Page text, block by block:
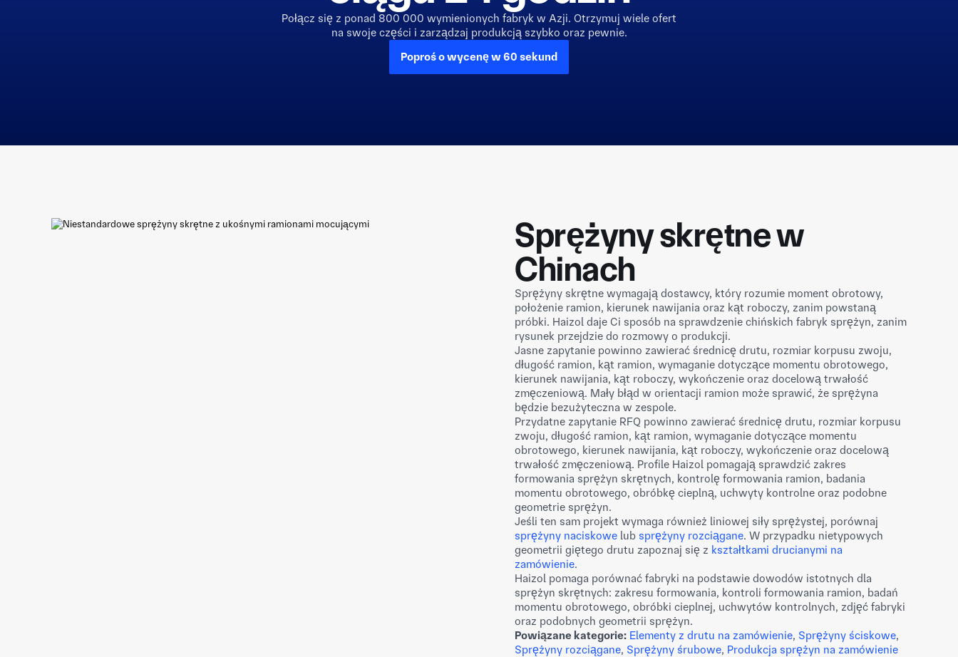
Połącz się z ponad 800 000 wymienionych fabryk w Azji. Otrzymuj wiele ofert
na swoje części i zarządzaj produkcją szybko oraz pewnie.
Poproś o wycenę w 60 sekund
Sprężyny skrętne w
Chinach
Sprężyny skrętne wymagają dostawcy, który rozumie moment obrotowy,
położenie ramion, kierunek nawijania oraz kąt roboczy, zanim powstaną
próbki. Haizol daje Ci sposób na sprawdzenie chińskich fabryk sprężyn, zanim
rysunek przejdzie do rozmowy o produkcji.
Jasne zapytanie powinno zawierać średnicę drutu, rozmiar korpusu zwoju,
długość ramion, kąt ramion, wymaganie dotyczące momentu obrotowego,
kierunek nawijania, kąt roboczy, wykończenie oraz docelową trwałość
zmęczeniową. Mały błąd w orientacji ramion może sprawić, że sprężyna
będzie bezużyteczna w zespole.
Przydatne zapytanie RFQ powinno zawierać średnicę drutu, rozmiar korpusu
zwoju, długość ramion, kąt ramion, wymaganie dotyczące momentu
obrotowego, kierunek nawijania, kąt roboczy, wykończenie oraz docelową
trwałość zmęczeniową. Profile Haizol pomagają sprawdzić zakres
formowania sprężyn skrętnych, kontrolę formowania ramion, badania
momentu obrotowego, obróbkę cieplną, uchwyty kontrolne oraz podobne
geometrie sprężyn.
Jeśli ten sam projekt wymaga również liniowej siły sprężystej, porównaj
sprężyny naciskowe lub sprężyny rozciągane. W przypadku nietypowych
geometrii giętego drutu zapoznaj się z kształtkami drucianymi na
zamówienie.
Haizol pomaga porównać fabryki na podstawie dowodów istotnych dla
sprężyn skrętnych: zakresu formowania, kontroli formowania ramion, badań
momentu obrotowego, obróbki cieplnej, uchwytów kontrolnych, zdjęć fabryki
oraz podobnych geometrii sprężyn.
Powiązane kategorie: Elementy z drutu na zamówienie, Sprężyny ściskowe,
Sprężyny rozciągane, Sprężyny śrubowe, Produkcja sprężyn na zamówienie